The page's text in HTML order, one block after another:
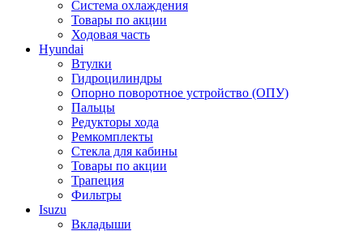
Система охлаждения
Товары по акции
Ходовая часть
Hyundai
Втулки
Гидроцилиндры
Опорно поворотное устройство (ОПУ)
Пальцы
Редукторы хода
Ремкомплекты
Стекла для кабины
Товары по акции
Трапеция
Фильтры
Isuzu
Вкладыши